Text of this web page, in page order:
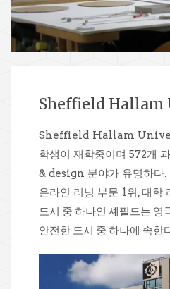
Sheffield
Sheffield Hallam
학생이 재학중이며 572
& design 분야가 유명하다.
온라인 러닝 부문 1위, 대
도시 중 하나인 셰필드는 영
안전한 도시 중 하나에 속